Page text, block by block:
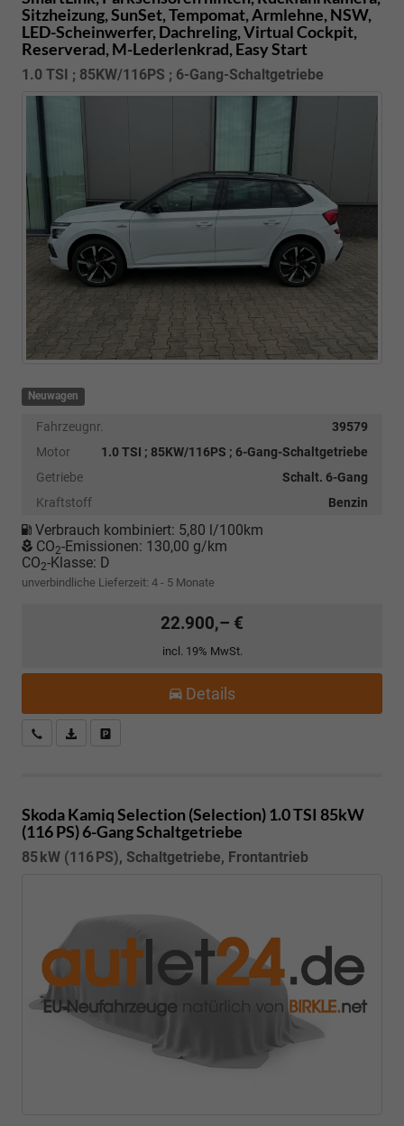
Sitzheizung, SunSet, Tempomat, Armlehne, NSW,
LED-Scheinwerfer, Dachreling, Virtual Cockpit,
Reserverad, M-Lederlenkrad, Easy Start
1.0 TSI ; 85KW/116PS ; 6-Gang-Schaltgetriebe
Neuwagen
Fahrzeugnr.
39579
Motor
1.0 TSI ; 85KW/116PS ; 6-Gang-Schaltgetriebe
Getriebe
Schalt. 6-Gang
Kraftstoff
Benzin
Verbrauch kombiniert: 5,80 l/100km
CO2-Emissionen: 130,00 g/km
CO2-Klasse: D
unverbindliche Lieferzeit: 4 - 5 Monate
22.900,– €
incl. 19% MwSt.
Details
Kostenloser Rückruf-Service
PDF-Datei, Fahrzeugexposé drucken
Skoda KamiqSelection (Selection) 1.0 TSI 85kW
(116 PS) 6-Gang Schaltgetriebe
85 kW (116 PS), Schaltgetriebe, Frontantrieb